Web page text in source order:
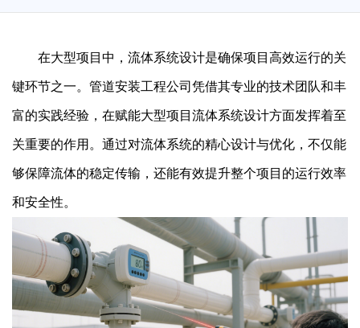
在大型项目中，流体系统设计是确保项目高效运行的关
键环节之一。管道安装工程公司凭借其专业的技术团队和丰
富的实践经验，在赋能大型项目流体系统设计方面发挥着至
关重要的作用。通过对流体系统的精心设计与优化，不仅能
够保障流体的稳定传输，还能有效提升整个项目的运行效率
和安全性。